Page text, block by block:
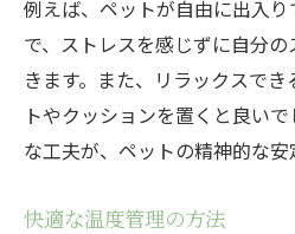
例えば、ペットが自由に出入
で、ストレスを感じずに自分
きます。また、リラックスで
トやクッションを置くと良い
な工夫が、ペットの精神的な安
快適な温度管理の方法